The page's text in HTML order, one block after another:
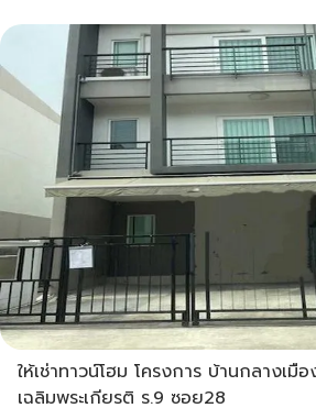
ให้เช่าทาวน์โฮม โครงการ บ้านกลางเ
เฉลิมพระเกียรติ ร.9 ซอย28